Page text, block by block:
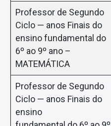
Professor de Segundo
Ciclo — anos Finais do
ensino fundamental do
6º ao 9º ano –
MATEMÁTICA
Professor de Segundo
Ciclo — anos Finais do
ensino